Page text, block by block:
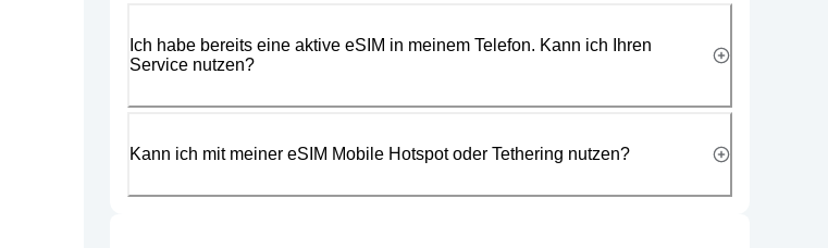
Ich habe bereits eine aktive eSIM in meinem Telefon. Kann ich Ihren
Service nutzen?
Kann ich mit meiner eSIM Mobile Hotspot oder Tethering nutzen?